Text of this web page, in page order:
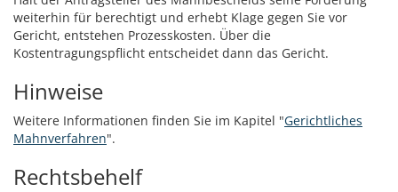
weiterhin für berechtigt und erhebt Klage gegen Sie vor
Gericht, entstehen Prozesskosten. Über die
Kostentragungspflicht entscheidet dann das Gericht.
Hinweise
Weitere Informationen finden Sie im Kapitel "Gerichtliches
Mahnverfahren".
Rechtsbehelf